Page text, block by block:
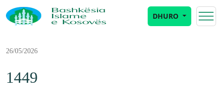
DHURO
26/05/2026
1449